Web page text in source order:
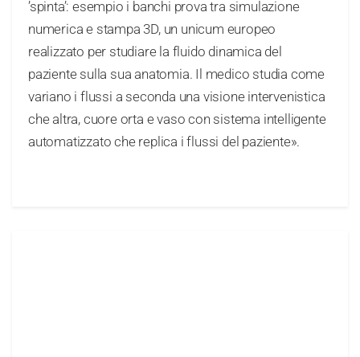
’spinta’: esempio i banchi prova tra simulazione
numerica e stampa 3D, un unicum europeo
realizzato per studiare la fluido dinamica del
paziente sulla sua anatomia. Il medico studia come
variano i flussi a seconda una visione intervenistica
che altra, cuore orta e vaso con sistema intelligente
automatizzato che replica i flussi del paziente».